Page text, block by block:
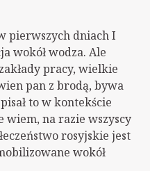
pierwszych dniach I
wokół wodza. Ale
pracy, wielkie
pan z brodą, bywa
to w kontekście
wiem, na razie wszyscy
rosyjskie jest
wokół